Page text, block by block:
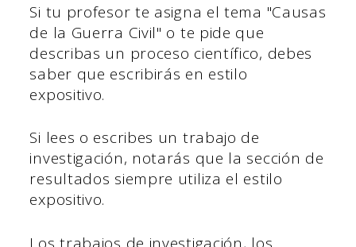
Si tu profesor te asigna el tema "Causas
de la Guerra Civil" o te pide que
describas un proceso científico, debes
saber que escribirás en estilo
expositivo.
Si lees o escribes un trabajo de
investigación, notarás que la sección de
resultados siempre utiliza el estilo
expositivo.